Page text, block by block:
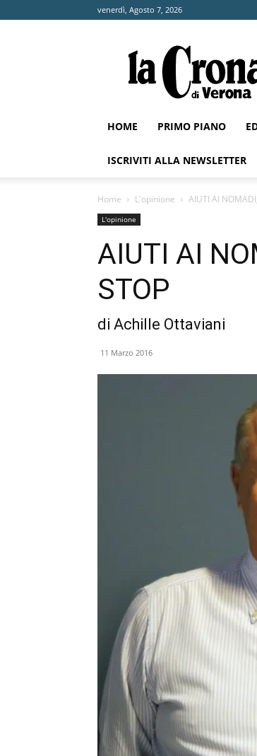
venerdì, Agosto 7, 2026
Cronaca
di
Verona
HOME PRIMO PIANO
ISCRIVITI ALLA NEWSLETTER
Home L'opinione AIUTI AI
L'opinione
AIUTI AI
STOP
di Achille Ottaviani
11 Marzo 2016